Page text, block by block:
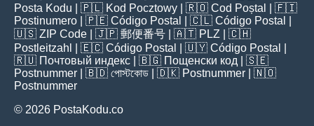
Posta Kodu | 🇵🇱 Kod Pocztowy | 🇷🇴 Cod Poștal
| 🇫🇮
Postinumero | 🇵🇪 Código Postal | 🇨🇱 Código Postal
🇺🇸 ZIP Code | 🇯🇵 郵便番号 | 🇦🇹 PLZ | 🇨🇭
Postleitzahl
| 🇪🇨 Código Postal | 🇺🇾 Código Postal
🇷🇺 Почтовый индекс | 🇧🇬 Пощенски код | 🇸🇪
Postnummer | 🇧🇩 পোস্টকোড | 🇩🇰 Postnummer | 🇳🇴
Postnummer
© 2026 PostaKodu.co